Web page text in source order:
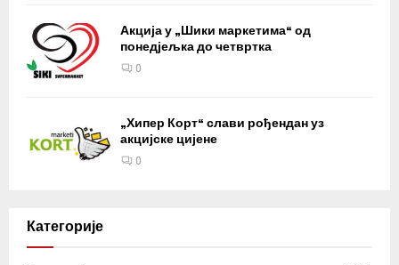
Акција у „Шики маркетима“ од
понедјељка до четвртка
0
„Хипер Корт“ слави рођендан уз
акцијске цијене
0
Категорије